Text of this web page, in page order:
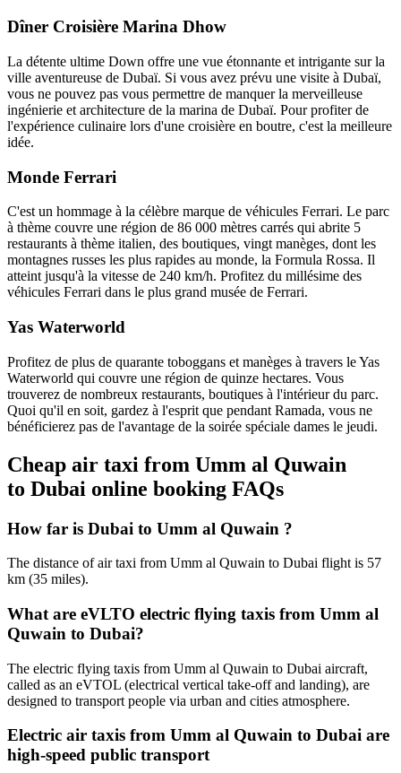
Dîner Croisière Marina Dhow
La détente ultime Down offre une vue étonnante et intrigante sur la
ville aventureuse de Dubaï. Si vous avez prévu une visite à Dubaï,
vous ne pouvez pas vous permettre de manquer la merveilleuse
ingénierie et architecture de la marina de Dubaï. Pour profiter de
l'expérience culinaire lors d'une croisière en boutre, c'est la meilleure
idée.
Monde Ferrari
C'est un hommage à la célèbre marque de véhicules Ferrari. Le parc
à thème couvre une région de 86 000 mètres carrés qui abrite 5
restaurants à thème italien, des boutiques, vingt manèges, dont les
montagnes russes les plus rapides au monde, la Formula Rossa. Il
atteint jusqu'à la vitesse de 240 km/h. Profitez du millésime des
véhicules Ferrari dans le plus grand musée de Ferrari.
Yas Waterworld
Profitez de plus de quarante toboggans et manèges à travers le Yas
Waterworld qui couvre une région de quinze hectares. Vous
trouverez de nombreux restaurants, boutiques à l'intérieur du parc.
Quoi qu'il en soit, gardez à l'esprit que pendant Ramada, vous ne
bénéficierez pas de l'avantage de la soirée spéciale dames le jeudi.
Cheap air taxi from Umm al Quwain
to Dubai online booking FAQs
How far is Dubai to Umm al Quwain ?
The distance of air taxi from Umm al Quwain to Dubai flight is 57
km (35 miles).
What are eVLTO electric flying taxis from Umm al
Quwain to Dubai?
The electric flying taxis from Umm al Quwain to Dubai aircraft,
called as an eVTOL (electrical vertical take-off and landing), are
designed to transport people via urban and cities atmosphere.
Electric air taxis from Umm al Quwain to Dubai are
high-speed public transport